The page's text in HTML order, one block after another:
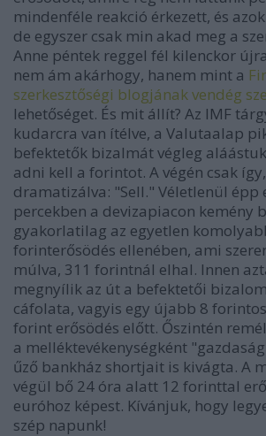
mindenféle reakció érkezett, és
de egyszer csak min akad meg a
Anne péntek reggel fél kilenckor
nem ám akárhogy, hanem mint a
szerkesztőségi blogjának vendég
lehetőséget. És mit állít? Az IMF
kudarcra van ítélve, a Valutaalap
befektetők bizalmát végleg
adni kell a forintot. A végén csak
dramatizálva: "Sell." Véletlenül épp
percekben a devizapiacon kemény
gyakorlatilag az egyetlen
forinterősödés ellenében, ami
múlva, 311 forintnál elhal. Innen
megnyílik az út a befektetői
cáfolata, vagyis egy újabb 8
forint erősödés előtt. Őszintén
a melléktevékenységként
űző bankház shortjait is kivágta. A
végül bő 24 óra alatt 12 forinttal
euróhoz képest. Kívánjuk, hogy
szép napunk!